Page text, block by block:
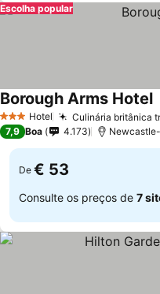
Escolha popular
3 EstrelasHotel Culinária britânica
Borough Arms Hotel
7,9 Boa 4.173
De € 53
Consulte os preços de 7